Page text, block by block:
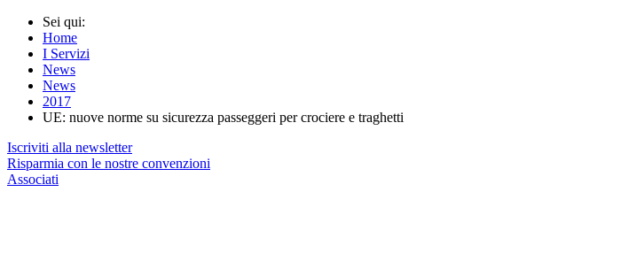
Sei qui:
Home
I Servizi
News
News
2017
UE: nuove norme su sicurezza passeggeri per crociere e traghetti
Iscriviti alla newsletter
Risparmia con le nostre convenzioni
Associati